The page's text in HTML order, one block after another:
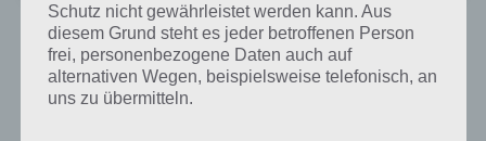
Auf WhatsApp teilen Teilen auf Facebook
Schutz nicht gewährleistet werden kann. Aus
diesem Grund steht es jeder betroffenen Person
frei, personenbezogene Daten auch auf
alternativen Wegen, beispielsweise telefonisch, an
uns zu übermitteln.